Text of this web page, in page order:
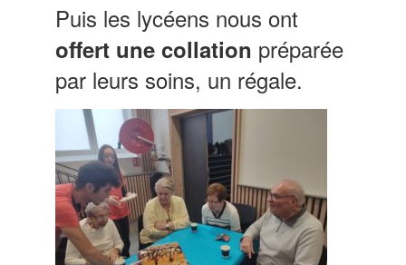
Puis les lycéens nous ont
offert une collation préparée
par leurs soins, un régale.